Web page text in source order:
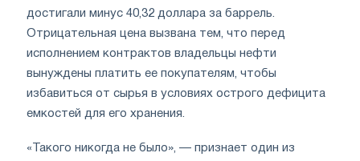
достигали минус 40,32 доллара за баррель.
Отрицательная цена вызвана тем, что перед
исполнением контрактов владельцы нефти
вынуждены платить ее покупателям, чтобы
избавиться от сырья в условиях острого дефицита
емкостей для его хранения.
«Такого никогда не было», — признает один из